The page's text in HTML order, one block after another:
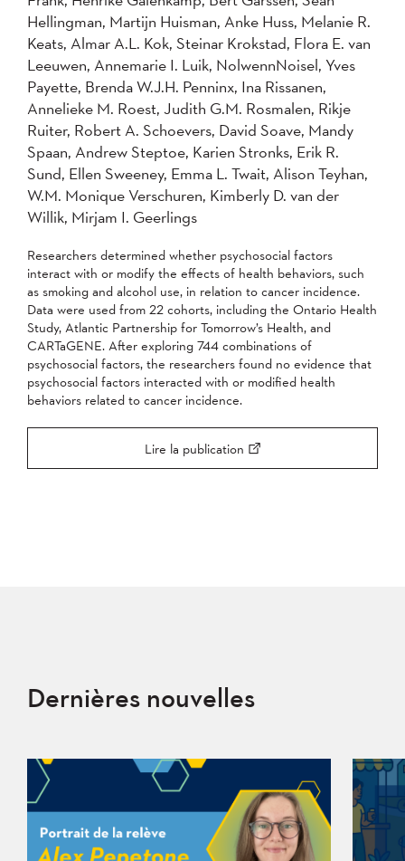
Hellingman, Martijn Huisman, Anke Huss, Melanie R.
Keats, Almar A.L. Kok, Steinar Krokstad, Flora E. van
Leeuwen, Annemarie I. Luik, NolwennNoisel, Yves
Payette, Brenda W.J.H. Penninx, Ina Rissanen,
Annelieke M. Roest, Judith G.M. Rosmalen, Rikje
Ruiter, Robert A. Schoevers, David Soave, Mandy
Spaan, Andrew Steptoe, Karien Stronks, Erik R.
Sund, Ellen Sweeney, Emma L. Twait, Alison Teyhan,
W.M. Monique Verschuren, Kimberly D. van der
Willik, Mirjam I. Geerlings
Researchers determined whether psychosocial factors
interact with or modify the effects of health behaviors, such
as smoking and alcohol use, in relation to cancer incidence.
Data were used from 22 cohorts, including the Ontario Health
Study, Atlantic Partnership for Tomorrow’s Health, and
CARTaGENE. After exploring 744 combinations of
psychosocial factors, the researchers found no evidence that
psychosocial factors interacted with or modified health
behaviors related to cancer incidence.
Lire la publication
Dernières nouvelles